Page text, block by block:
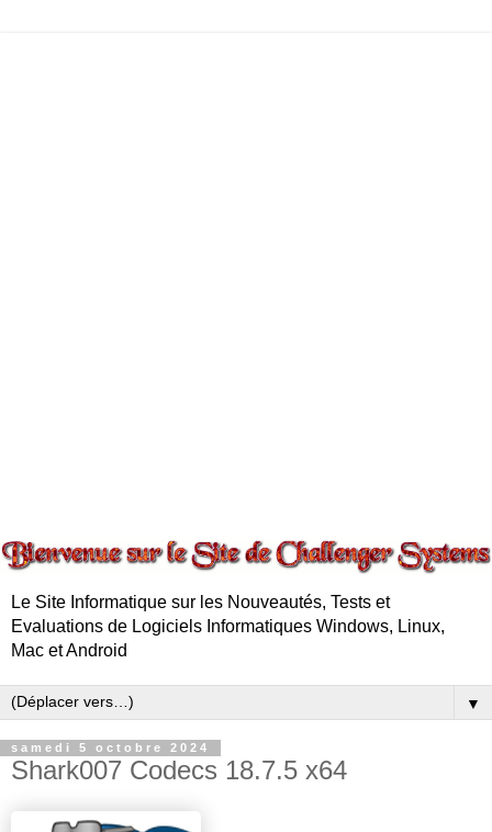
Le Site Informatique sur les Nouveautés, Tests et
Evaluations de Logiciels Informatiques Windows, Linux,
Mac et Android
▼
samedi 5 octobre 2024
Shark007 Codecs 18.7.5 x64